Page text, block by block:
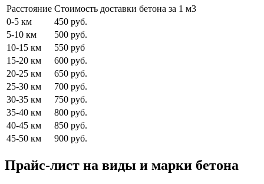
Расстояние Стоимость доставки бетона за 1 м3
0-5 км
450 руб.
5-10 км
500 руб.
10-15 км
550 руб
15-20 км
600 руб.
20-25 км
650 руб.
25-30 км
700 руб.
30-35 км
750 руб.
35-40 км
800 руб.
40-45 км
850 руб.
45-50 км
900 руб.
Прайс-лист на виды и марки бетона